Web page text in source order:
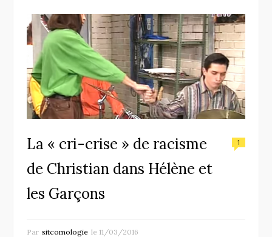
La « cri-crise » de racisme
de Christian dans Hélène et
les Garçons
1
Par sitcomologie le 11/03/2016